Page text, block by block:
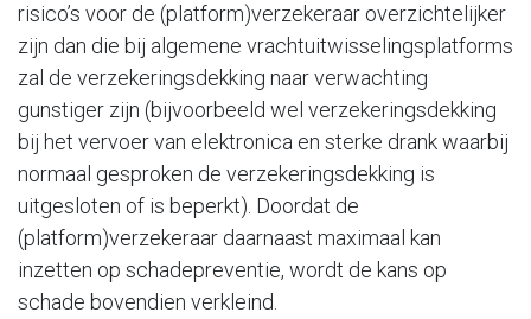
risico’s voor de (platform)verzekeraar overzichtelijker
zijn dan die bij algemene vrachtuitwisselingsplatforms
zal de verzekeringsdekking naar verwachting
gunstiger zijn (bijvoorbeeld wel verzekeringsdekking
bij het vervoer van elektronica en sterke drank waarbij
normaal gesproken de verzekeringsdekking is
uitgesloten of is beperkt). Doordat de
(platform)verzekeraar daarnaast maximaal kan
inzetten op schadepreventie, wordt de kans op
schade bovendien verkleind.